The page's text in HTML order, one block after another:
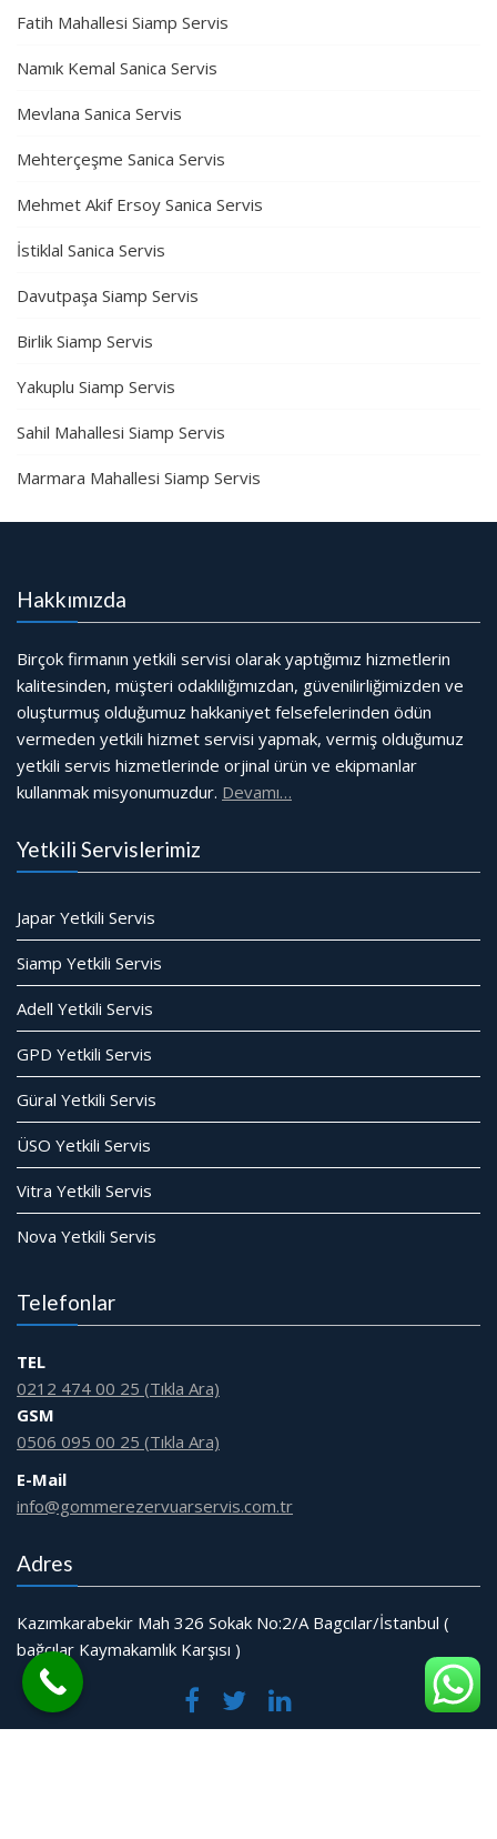
Fatih Mahallesi Siamp Servis
Namık Kemal Sanica Servis
Mevlana Sanica Servis
Mehterçeşme Sanica Servis
Mehmet Akif Ersoy Sanica Servis
İstiklal Sanica Servis
Davutpaşa Siamp Servis
Birlik Siamp Servis
Yakuplu Siamp Servis
Sahil Mahallesi Siamp Servis
Marmara Mahallesi Siamp Servis
Hakkımızda
Birçok firmanın yetkili servisi olarak yaptığımız hizmetlerin
kalitesinden, müşteri odaklılığımızdan, güvenilirliğimizden ve
oluşturmuş olduğumuz hakkaniyet felsefelerinden ödün
vermeden yetkili hizmet servisi yapmak, vermiş olduğumuz
yetkili servis hizmetlerinde orjinal ürün ve ekipmanlar
kullanmak misyonumuzdur. Devamı…
Yetkili Servislerimiz
Japar Yetkili Servis
Siamp Yetkili Servis
Adell Yetkili Servis
GPD Yetkili Servis
Güral Yetkili Servis
ÜSO Yetkili Servis
Vitra Yetkili Servis
Nova Yetkili Servis
Telefonlar
TEL
0212 474 00 25 (Tıkla Ara)
GSM
0506 095 00 25 (Tıkla Ara)
E-Mail
info@gommerezervuarservis.com.tr
Adres
Kazımkarabekir Mah 326 Sokak No:2/A Bagcılar/İstanbul (
bağcılar Kaymakamlık Karşısı )